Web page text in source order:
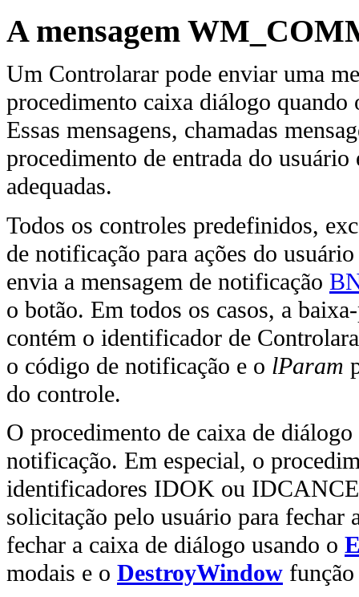
A mensagem
Um Controlarar pode enviar uma
procedimento caixa diálogo quando
Essas mensagens, chamadas
procedimento de entrada do
adequadas.
Todos os controles predefinidos,
de notificação para ações do
envia a mensagem de notificação
o botão. Em todos os casos, a
contém o identificador de
o código de notificação e o lParam
do controle.
O procedimento de caixa de
notificação. Em especial, o
identificadores IDOK ou
solicitação pelo usuário para fechar
fechar a caixa de diálogo usando o
modais e o DestroyWindow